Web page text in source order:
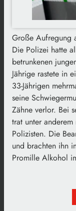
Große Aufregung
Die Polizei hatte
betrunkenen
Jährige rastete in
33-Jährigen
seine
Zähne verlor. Bei
trat unter
Polizisten. Die
und brachten ihn
Promille Alkohol